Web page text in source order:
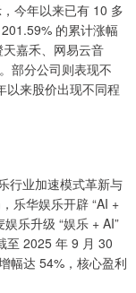
今年以来已有 10 多
的累计涨幅
嘉禾、网易云音
部分公司则表现不
以来股价出现不同程
行业加速模式革新与
乐华娱乐开辟 “AI +
乐升级 “娱乐 + AI”
至 2025 年 9 月 30
幅达 54%，核心盈利